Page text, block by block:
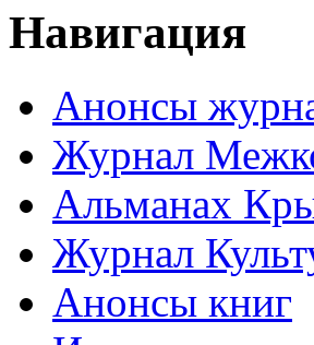
Навигация
Анонсы
Журнал
Альманах
Журнал
Анонсы книг